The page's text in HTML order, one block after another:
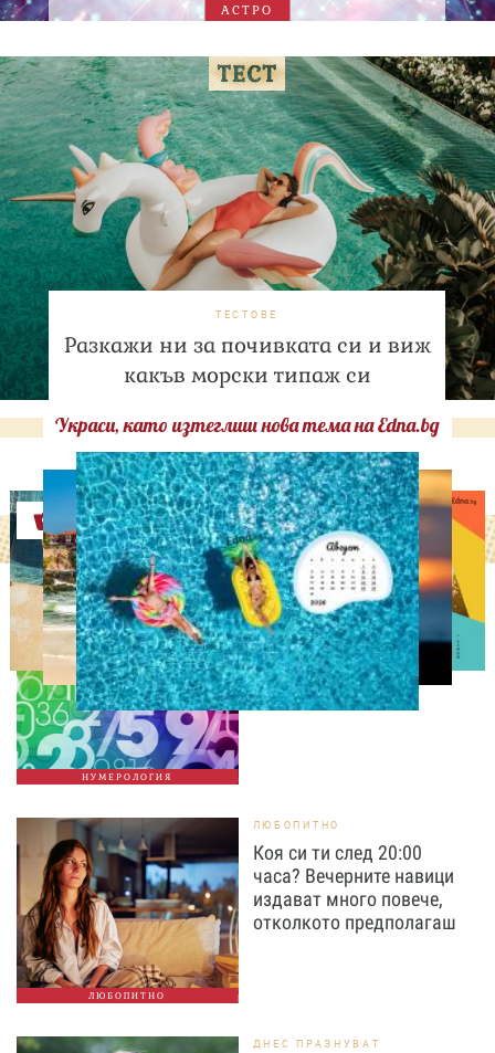
АСТРО
ТЕСТОВЕ
Разкажи ни за почивката си и виж
какъв морски типаж си
Украси, като изтеглиш нова тема на Edna.bg
Оферти
НУМЕРОЛОГИЯ
НУМЕРОЛОГИЯ
Нумерологична прогноза
за 8 август, събота
ЛЮБОПИТНО
ЛЮБОПИТНО
Коя си ти след 20:00
часа? Вечерните навици
издават много повече,
отколкото предполагаш
ДНЕС ПРАЗНУВАТ